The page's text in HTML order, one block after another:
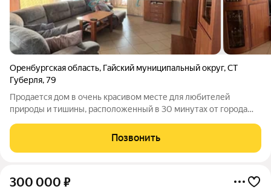
Оренбургская область, Гайский муниципальный округ,СТ
Губерля,79
Продается дом в очень красивом месте для любителей
природы и тишины, расположенный в 30 минутах от города
окруженном 15 шикарными соснами. В шаговой доступности
протекает река Губерля. На участке
Позвонить
300 000 ₽